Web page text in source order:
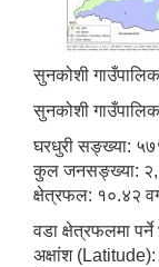
सुनकोशी
सुनकोशी
घरधुरी सङ्ख्या:
कुल जनसङ्ख्या:
क्षेत्रफल: १०.४२
वडा क्षेत्रफलमा
अक्षांश